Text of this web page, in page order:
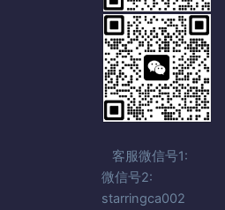
客服微信号
微信号2: